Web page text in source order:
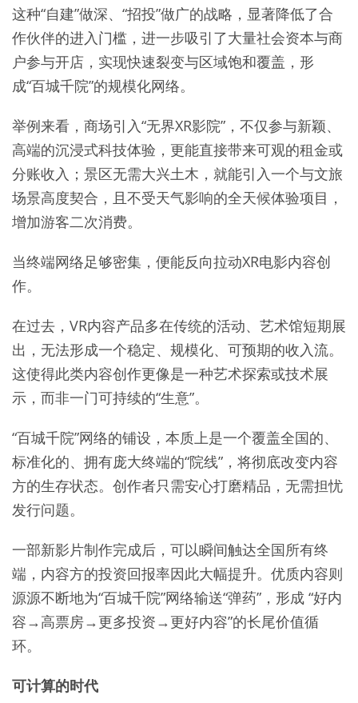
这种“自建”做深、“招投”做广的战略，显著降低了合
作伙伴的进入门槛，进一步吸引了大量社会资本与商
户参与开店，实现快速裂变与区域饱和覆盖，形
成“百城千院”的规模化网络。
举例来看，商场引入“无界XR影院”，不仅参与新颖、
高端的沉浸式科技体验，更能直接带来可观的租金或
分账收入；景区无需大兴土木，就能引入一个与文旅
场景高度契合，且不受天气影响的全天候体验项目，
增加游客二次消费。
当终端网络足够密集，便能反向拉动XR电影内容创
作。
在过去，VR内容产品多在传统的活动、艺术馆短期展
出，无法形成一个稳定、规模化、可预期的收入流。
这使得此类内容创作更像是一种艺术探索或技术展
示，而非一门可持续的“生意”。
“百城千院”网络的铺设，本质上是一个覆盖全国的、
标准化的、拥有庞大终端的“院线”，将彻底改变内容
方的生存状态。创作者只需安心打磨精品，无需担忧
发行问题。
一部新影片制作完成后，可以瞬间触达全国所有终
端，内容方的投资回报率因此大幅提升。优质内容则
源源不断地为“百城千院”网络输送“弹药”，形成 “好内
容→高票房→更多投资→更好内容”的长尾价值循
环。
可计算的时代